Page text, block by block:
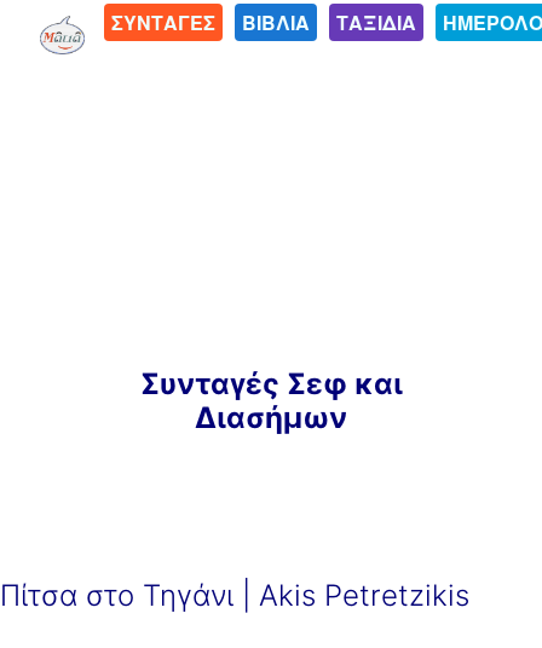
ΣΥΝΤΑΓΕΣ ΒΙΒΛΙΑ ΤΑΞΙΔΙΑ
Συνταγές Σεφ και
Διασήμων
Πίτσα στο Τηγάνι | Akis Petretzikis